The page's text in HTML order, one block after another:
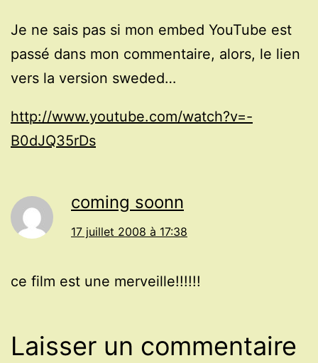
Je ne sais pas si mon embed YouTube est
passé dans mon commentaire, alors, le lien
vers la version sweded…
http://www.youtube.com/watch?v=-
B0dJQ35rDs
coming soonn
17 juillet 2008 à 17:38
ce film est une merveille!!!!!!
Laisser un commentaire